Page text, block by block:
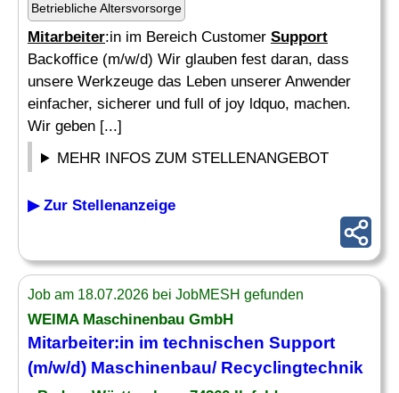
Betriebliche Altersvorsorge
Mitarbeiter:in im Bereich Customer Support
Backoffice (m/w/d) Wir glauben fest daran, dass
unsere Werkzeuge das Leben unserer Anwender
einfacher, sicherer und full of joy ldquo, machen.
Wir geben [...]
MEHR INFOS ZUM STELLENANGEBOT
▶ Zur Stellenanzeige
Job am 18.07.2026 bei JobMESH gefunden
WEIMA Maschinenbau GmbH
Mitarbeiter:in im technischen Support
(m/w/d) Maschinenbau/ Recyclingtechnik